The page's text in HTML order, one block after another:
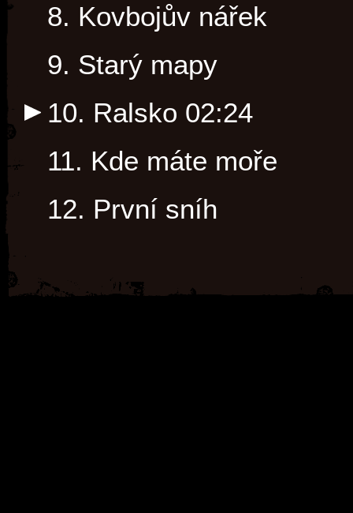
8. Kovbojův nářek
9. Starý mapy
10. Ralsko 02:24
11. Kde máte moře
12. První sníh